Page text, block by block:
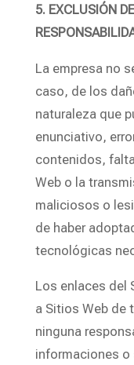
5. EXCLUSIÓN
La empresa no
caso, de los
naturaleza que
enunciativo,
contenidos,
Web o la
maliciosos o
de haber
tecnológicas
Los enlaces del
a Sitios Web de
ninguna
informaciones o